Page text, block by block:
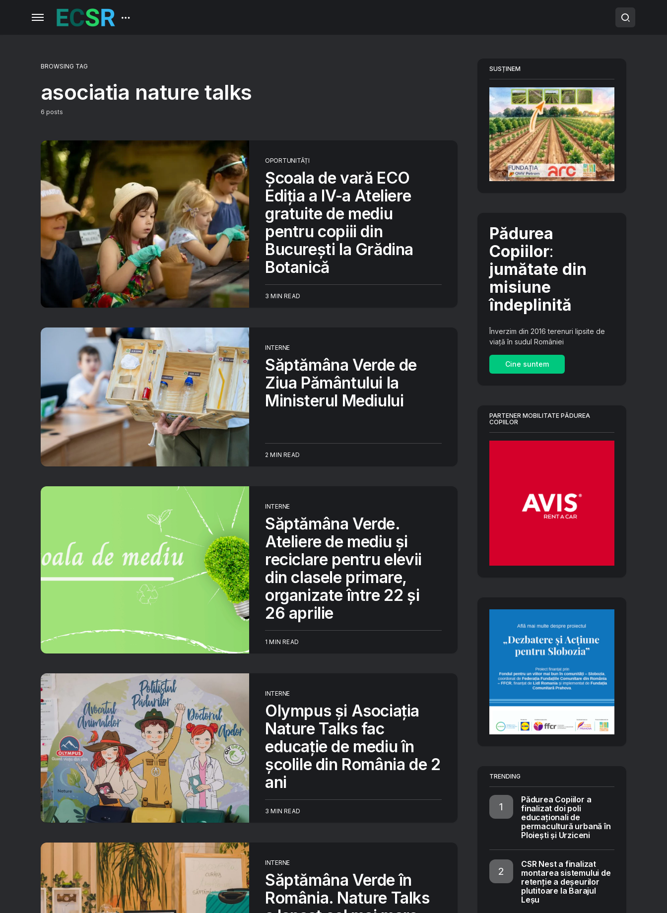
BROWSING TAG
asociatia nature talks
6 posts
OPORTUNITĂȚI
Școala de vară ECO
Ediția a IV-a Ateliere
gratuite de mediu
pentru copiii din
București la Grădina
Botanică
3 MIN READ
INTERNE
Săptămâna Verde de
Ziua Pământului la
Ministerul Mediului
2 MIN READ
INTERNE
Săptămâna Verde.
Ateliere de mediu și
reciclare pentru elevii
din clasele primare,
organizate între 22 şi
26 aprilie
1 MIN READ
INTERNE
Olympus și Asociația
Nature Talks fac
educație de mediu în
școlile din România de 2
ani
3 MIN READ
INTERNE
Săptămâna Verde în
România. Nature Talks
SUSȚINEM
Pădurea
Copiilor:
jumătate din
misiune
îndeplinită
Înverzim din 2016 terenuri lipsite de
viață în sudul României
Cine suntem
PARTENER MOBILITATE PĂDUREA
COPIILOR
TRENDING
Pădurea Copiilor a
finalizat doi poli
educaționali de
permacultură urbană în
Ploiești și Urziceni
CSR Nest a finalizat
montarea sistemului de
retenție a deșeurilor
plutitoare la Barajul
Leșu